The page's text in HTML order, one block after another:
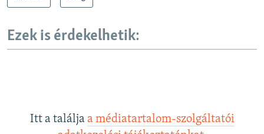
Ezek is érdekelhetik:
Itt a találja a médiatartalom-szolgáltatói